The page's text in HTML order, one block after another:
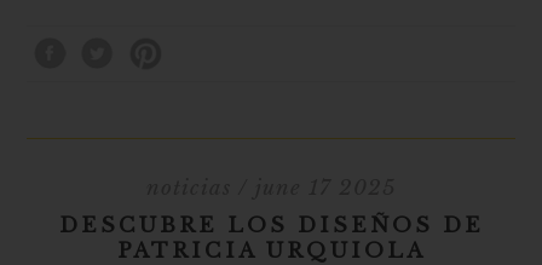
DESCUBRE LOS DISEÑOS DE
PATRICIA URQUIOLA